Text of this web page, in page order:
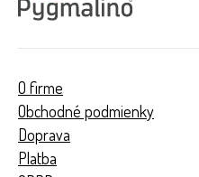
O firme
Obchodné podmienky
Doprava
Platba